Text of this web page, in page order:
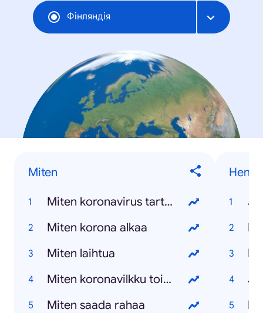
Фінляндія
Miten
Miten koronavirus tarttuu
Miten korona alkaa
Miten laihtua
Miten koronavilkku toimii
Miten saada rahaa